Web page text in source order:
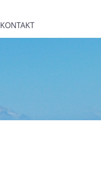
KONTAKT